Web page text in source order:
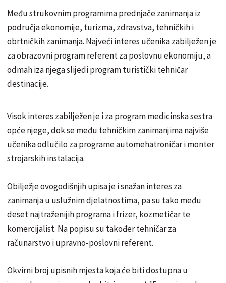
Među strukovnim programima prednjače zanimanja iz
područja ekonomije, turizma, zdravstva, tehničkih i
obrtničkih zanimanja. Najveći interes učenika zabilježen je
za obrazovni program referent za poslovnu ekonomiju, a
odmah iza njega slijedi program turistički tehničar
destinacije.
Visok interes zabilježen je i za program medicinska sestra
opće njege, dok se među tehničkim zanimanjima najviše
učenika odlučilo za programe automehatroničar i monter
strojarskih instalacija.
Obilježje ovogodišnjih upisa je i snažan interes za
zanimanja u uslužnim djelatnostima, pa su tako među
deset najtraženijih programa i frizer, kozmetičar te
komercijalist. Na popisu su također tehničar za
računarstvo i upravno-poslovni referent.
Okvirni broj upisnih mjesta koja će biti dostupna u